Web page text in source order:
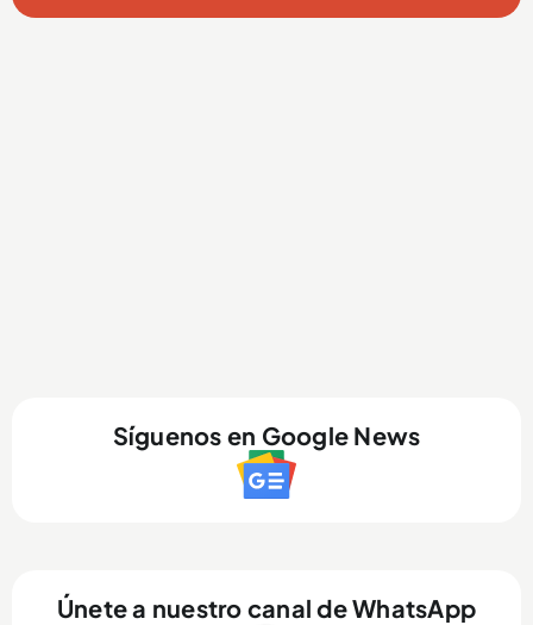
Síguenos en Google News
Únete a nuestro canal de WhatsApp